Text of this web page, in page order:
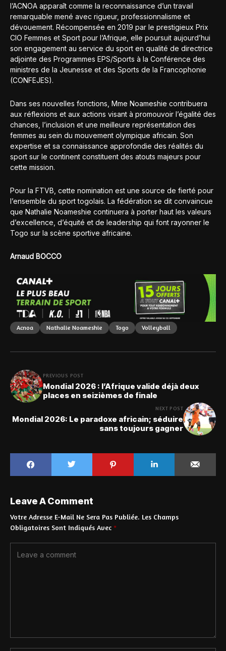
l’ACNOA apparaît comme la reconnaissance d’un travail
remarquable mené avec rigueur, professionnalisme et
dévouement. Récompensée en 2019 par le prestigieux Prix
CIO Femmes et Sport pour l’Afrique, elle poursuit aujourd’hui
son engagement au service du sport en qualité de directrice
adjointe des Programmes EPS/Sports à la Conférence des
ministres de la Jeunesse et des Sports de la Francophonie
(CONFEJES).
Dans ses nouvelles fonctions, Mme Noameshie contribuera
aux réflexions et aux actions visant à promouvoir l’égalité des
chances, l’inclusion et une meilleure représentation des
femmes au sein du mouvement olympique africain. Son
expertise et sa connaissance approfondie des réalités du
sport sur le continent constituent des atouts majeurs pour
cette mission.
Pour la FTVB, cette nomination est une source de fierté pour
l’ensemble du sport togolais. La fédération se dit convaincue
que Nathalie Noameshie continuera à porter haut les valeurs
d’excellence, d’équité et de leadership qui font rayonner le
Togo sur la scène sportive africaine.
Arnaud BOCCO
Acnoa Nathalie Noameshie Togo Volleyball
PREVIOUS POST
Mondial 2026 : l’Afrique valide déjà deux
places en seizièmes de finale
NEXT POST
Mondial 2026: Le paradoxe africain; séduire
sans toujours gagner
Leave A Comment
Votre Adresse E-Mail Ne Sera Pas Publiée. Les Champs
Obligatoires Sont Indiqués Avec *